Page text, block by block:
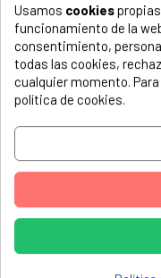
BANDEJA PARA
37cm, ancho: 42,2cm,
AEG ELECTROLUX,
AEG ELECTROLUX,
AEG ELECTROLUX,
AEG, 11365GM-M
Usamos cookies
funcionamiento de la
consentimiento,
todas las cookies,
cualquier momento.
política de cookies.